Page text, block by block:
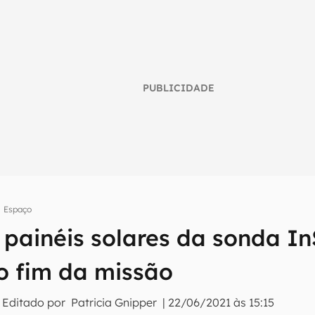
PUBLICIDADE
Espaço
solares da sonda
fim da missão
Editado por Patricia Gnipper | 22/06/2021 às 15:15
inteligente do mundo tech!
do Canaltech e receba notícias e reviews sobre tecnologia